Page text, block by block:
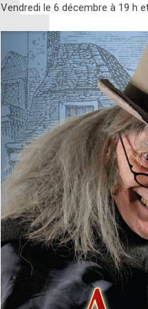
Vendredi le 6 décembre à 19 h